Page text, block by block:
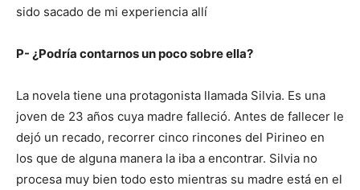
sido sacado de mi experiencia allí
P- ¿Podría contarnos un poco sobre ella?
La novela tiene una protagonista llamada Silvia. Es una
joven de 23 años cuya madre falleció. Antes de fallecer le
dejó un recado, recorrer cinco rincones del Pirineo en
los que de alguna manera la iba a encontrar. Silvia no
procesa muy bien todo esto mientras su madre está en el